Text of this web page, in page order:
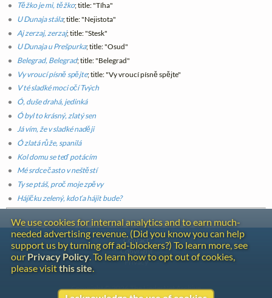
Těžko je mi, těžko; title: "Tíha"
U Dunaja stála; title: "Nejistota"
Aj zerzaj, zerzaj; title: "Stesk"
U Dunaja u Prešpurka; title: "Osud"
Belegrad, Belegrad; title: "Belegrad"
Vy vroucí písně spějte; title: "Vy vroucí písně spějte"
V té sladké moci očí Tvých
Ó, duše drahá, jedinká
Ó byl to krásný, zlatý sen
Já vím, že v sladké naději
Ó zlatá růže, spanilá
Kol domu se teď potácím
Mé srdce často v neštěstí
Ty se ptáš, proč moje zpěvy
Hájičku zelený, kdo ťa hájit bude?
We use cookies for internal analytics and to earn much-
needed advertising revenue. (Did you know you can help
support us by turning off ad-blockers?) To learn more, see
our Privacy Policy. To learn how to opt out of cookies,
please visitthis site.
Contact
Copyright
Privacy
Copyright © 2026 The LiederNet Archive